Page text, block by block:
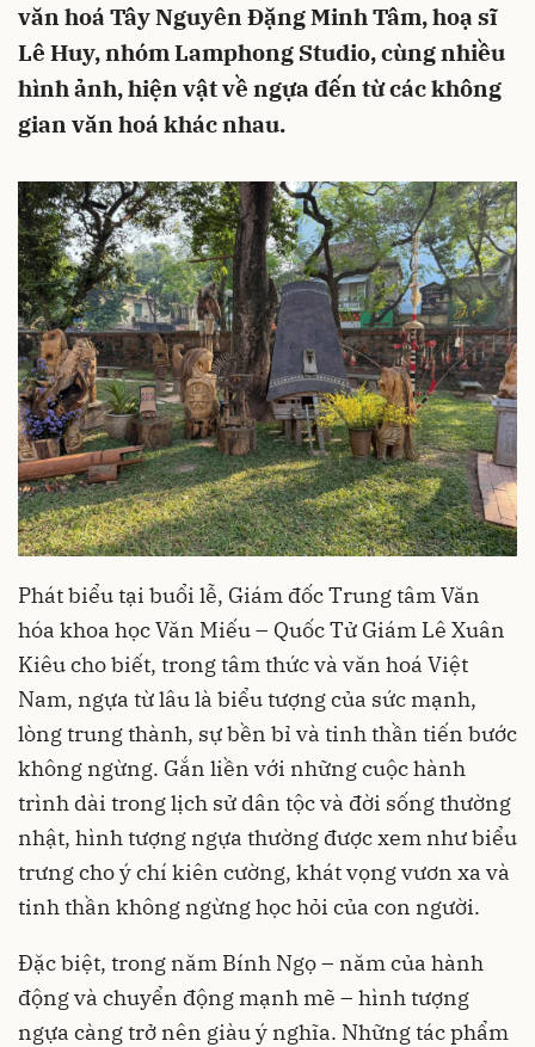
văn hoá Tây Nguyên Đặng Minh Tâm, hoạ sĩ
Lê Huy, nhóm Lamphong Studio, cùng nhiều
hình ảnh, hiện vật về ngựa đến từ các không
gian văn hoá khác nhau.
Phát biểu tại buổi lễ, Giám đốc Trung tâm Văn
hóa khoa học Văn Miếu – Quốc Tử Giám Lê Xuân
Kiêu cho biết, trong tâm thức và văn hoá Việt
Nam, ngựa từ lâu là biểu tượng của sức mạnh,
lòng trung thành, sự bền bỉ và tinh thần tiến bước
không ngừng. Gắn liền với những cuộc hành
trình dài trong lịch sử dân tộc và đời sống thường
nhật, hình tượng ngựa thường được xem như biểu
trưng cho ý chí kiên cường, khát vọng vươn xa và
tinh thần không ngừng học hỏi của con người.
Đặc biệt, trong năm Bính Ngọ – năm của hành
động và chuyển động mạnh mẽ – hình tượng
ngựa càng trở nên giàu ý nghĩa. Những tác phẩm